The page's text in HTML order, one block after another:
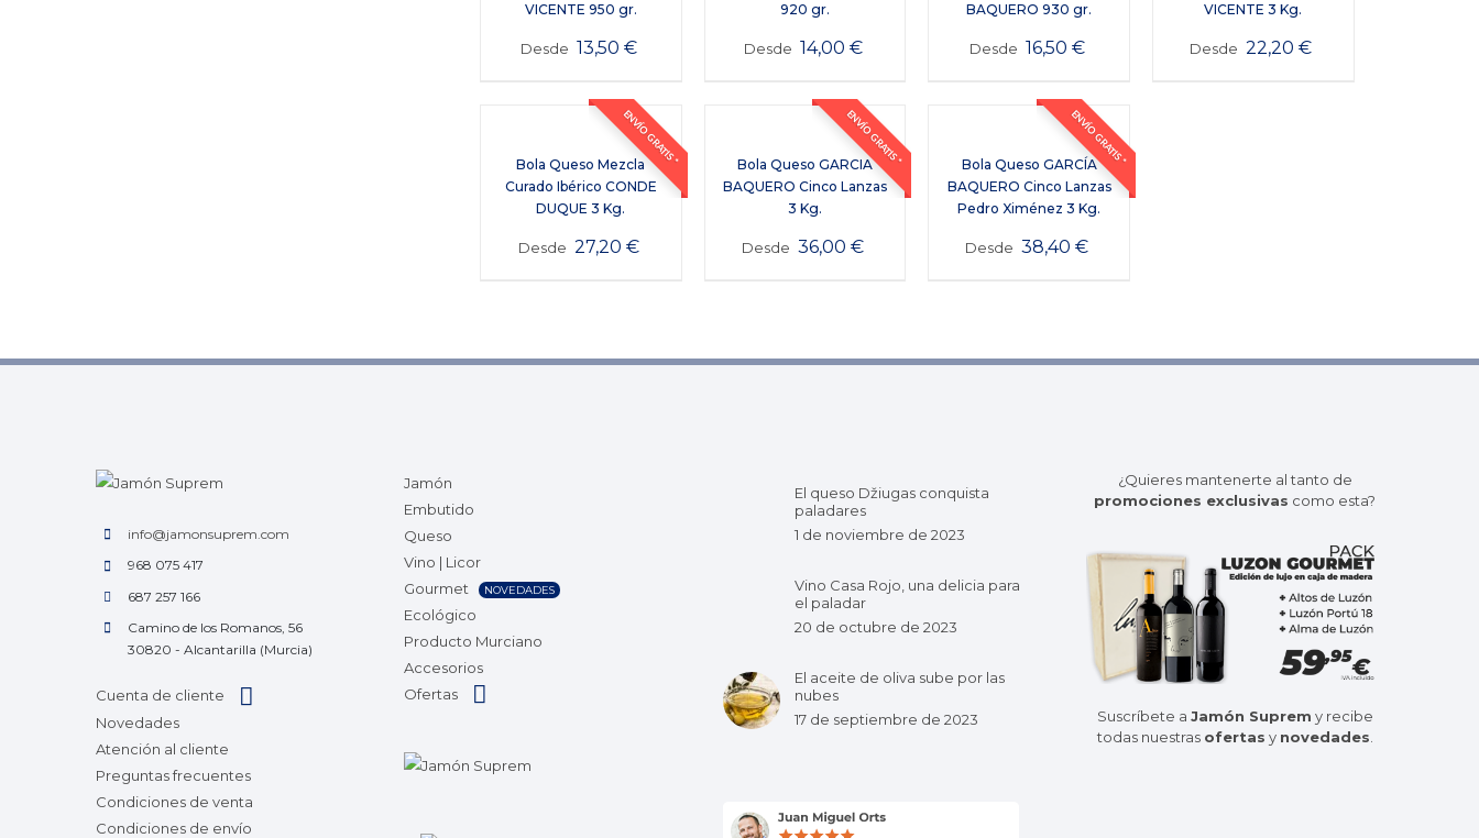
VICENTE 950 gr.
Desde 13,50 €
920 gr.
Desde 14,00 €
BAQUERO 930 gr.
Desde 16,50 €
VICENTE 3 Kg.
Desde 22,20€
ENVÍO GRATIS *
Bola Queso Mezcla
Curado Ibérico CONDE
DUQUE 3 Kg.
Desde 27,20 €
ENVÍO GRATIS *
Bola Queso GARCIA
BAQUERO Cinco Lanzas
3 Kg.
Desde 36,00€
ENVÍO GRATIS *
Bola Queso GARCÍA
BAQUERO Cinco Lanzas
Pedro Ximénez 3 Kg.
Desde 38,40€
info@jamonsuprem.com
968 075 417
687 257 166
Camino de los Romanos, 56
30820 - Alcantarilla (Murcia)
Cuenta de cliente
Novedades
Atención al cliente
Preguntas frecuentes
Condiciones de venta
Condiciones de envío
Jamón
Embutido
Queso
Vino | Licor
Gourmet
NOVEDADES
Ecológico
Producto Murciano
Accesorios
Ofertas
El queso Džiugas conquista
paladares
1 de noviembre de 2023
Vino Casa Rojo, una delicia para
el paladar
20 de octubre de 2023
El aceite de oliva sube por las
nubes
17 de septiembre de 2023
¿Quieres mantenerte al tanto de
promociones exclusivas como esta?
Suscríbete a Jamón Suprem y recibe
todas nuestras ofertas y novedades.